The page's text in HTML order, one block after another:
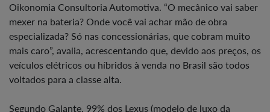
Oikonomia Consultoria Automotiva. “O mecânico vai saber
mexer na bateria? Onde você vai achar mão de obra
especializada? Só nas concessionárias, que cobram muito
mais caro”, avalia, acrescentando que, devido aos preços, os
veículos elétricos ou híbridos à venda no Brasil são todos
voltados para a classe alta.
Segundo Galante, 99% dos Lexus (modelo de luxo da